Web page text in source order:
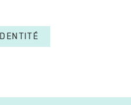
IDENTITÉ